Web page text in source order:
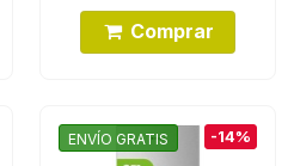
Comprar
ENVÍO GRATIS -14%